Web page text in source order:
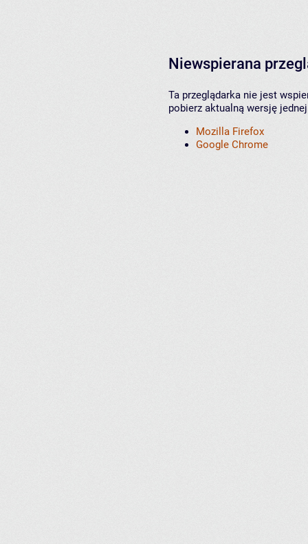
Niewspierana
Ta przeglądarka nie jest
pobierz aktualną wersję
Mozilla Firefox
Google Chrome